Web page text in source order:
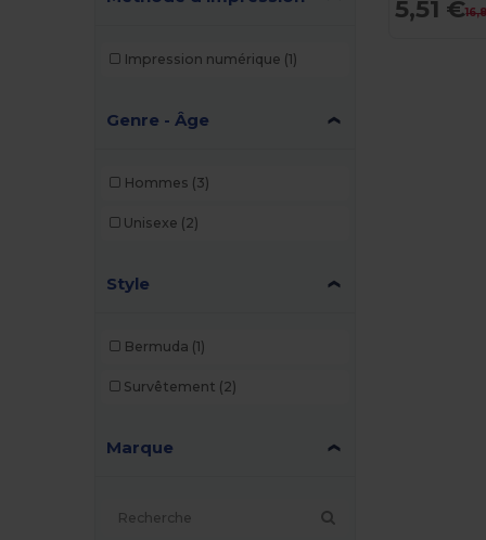
Impression numérique (1)
Genre - Âge
Hommes (3)
Unisexe (2)
Style
Bermuda (1)
Survêtement (2)
Marque
5,51 €